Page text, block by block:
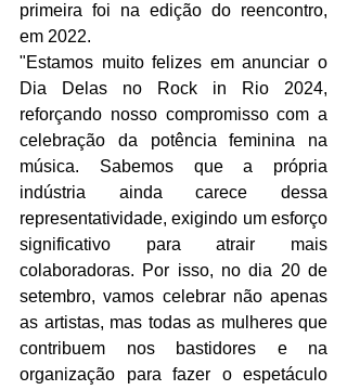
primeira foi na edição do reencontro,
em 2022.
"Estamos muito felizes em anunciar o
Dia Delas no Rock in Rio 2024,
reforçando nosso compromisso com a
celebração da potência feminina na
música. Sabemos que a própria
indústria ainda carece dessa
representatividade, exigindo um esforço
significativo para atrair mais
colaboradoras. Por isso, no dia 20 de
setembro, vamos celebrar não apenas
as artistas, mas todas as mulheres que
contribuem nos bastidores e na
organização para fazer o espetáculo